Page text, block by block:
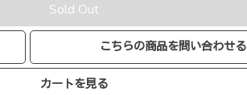
Sold Out
こちらの商品を問い合わせる
カートを見る